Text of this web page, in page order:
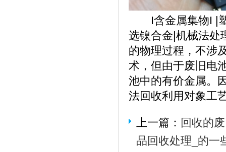
I含金属集物I |塑
选镍合金|机械法处
的物理过程，不涉
术，但由于废旧电
池中的有价金属。
法回收利用对象工
上一篇： 回收的
品回收处理_的一